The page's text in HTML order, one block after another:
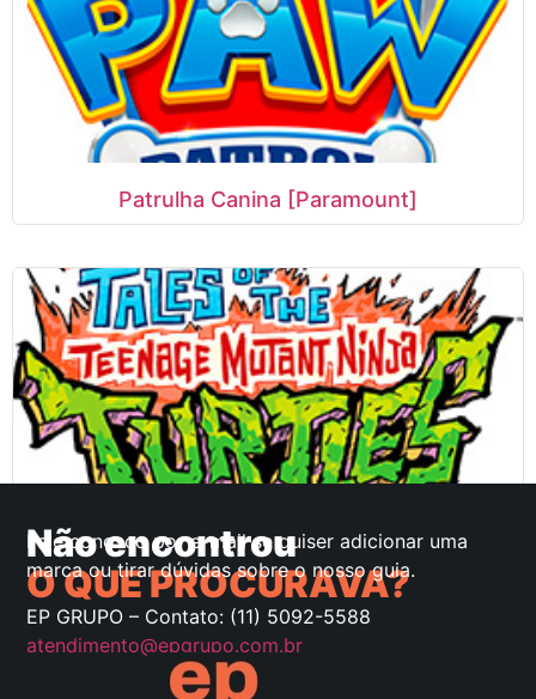
Patrulha Canina [Paramount]
Tartarugas Ninja [Paramount]
Não encontrou
O QUE PROCURAVA?
Fale conosco por e-mail se quiser adicionar uma
marca ou tirar dúvidas sobre o nosso guia.
EP GRUPO – Contato: (11) 5092-5588
atendimento@epgrupo.com.br